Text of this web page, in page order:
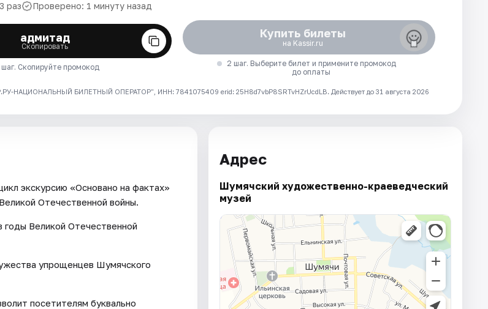
раз Проверено: 1 минуту назад
адмитад
Скопировать
шаг. Скопируйте промокод
Купить билеты
на Kassir.ru
2 шаг. Выберите билет и примените промокод
до оплаты
НАЦИОНАЛЬНЫЙ БИЛЕТНЫЙ ОПЕРАТОР", ИНН: 7841075409 erid: 25H8d7vbP8SRTvHZrUcdLB. Действует до 31 августа 2026
экскурсию «Основано на фактах»
Отечественной войны.
годы Великой Отечественной
упрощенцев Шумячского
посетителям буквально
Адрес
Шумячский художественно-краеведческий
музей